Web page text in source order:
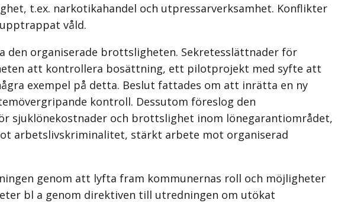
t.ex. narkotikahandel och utpressarverksamhet. Konflikter
våld.
den organiserade brottsligheten. Sekretesslättnader för
att kontrollera bosättning, ett pilotprojekt med syfte att
exempel på detta. Beslut fattades om att inrätta en ny
kontroll. Dessutom föreslog den
sjuklönekostnader och brottslighet inom lönegarantiområdet,
arbetslivskriminalitet, stärkt arbete mot organiserad
genom att lyfta fram kommunernas roll och möjligheter
bl a genom direktiven till utredningen om utökat